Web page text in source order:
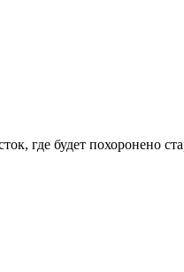
где будет похоронено